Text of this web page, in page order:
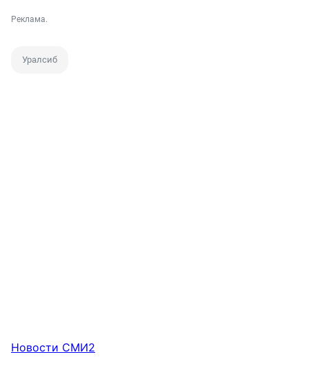
Реклама.
Уралсиб
Новости СМИ2